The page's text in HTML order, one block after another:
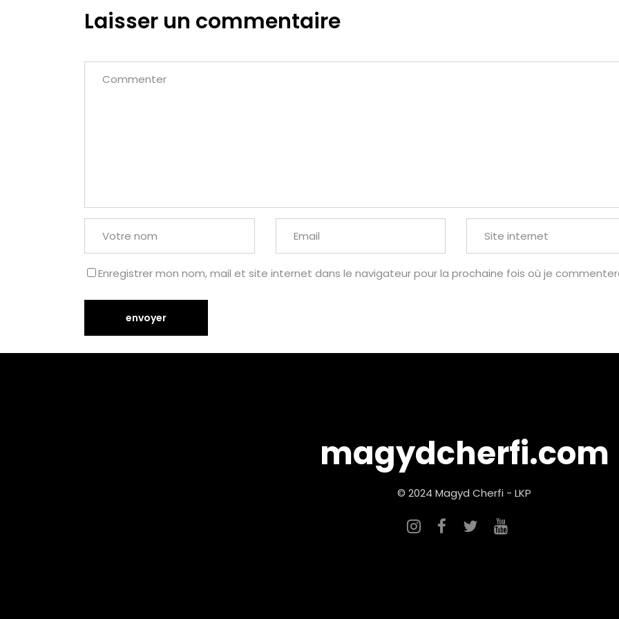
Laisser un commentaire
Enregistrer mon nom, mail et site internet dans le navigateur pour la prochaine fois où je
magydcherfi.com
© 2024 Magyd Cherfi - LKP